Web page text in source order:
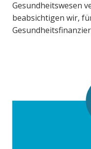
Gesundheitswesen
beabsichtigen wir,